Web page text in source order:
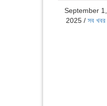
September 1,
2025/ সব খবর